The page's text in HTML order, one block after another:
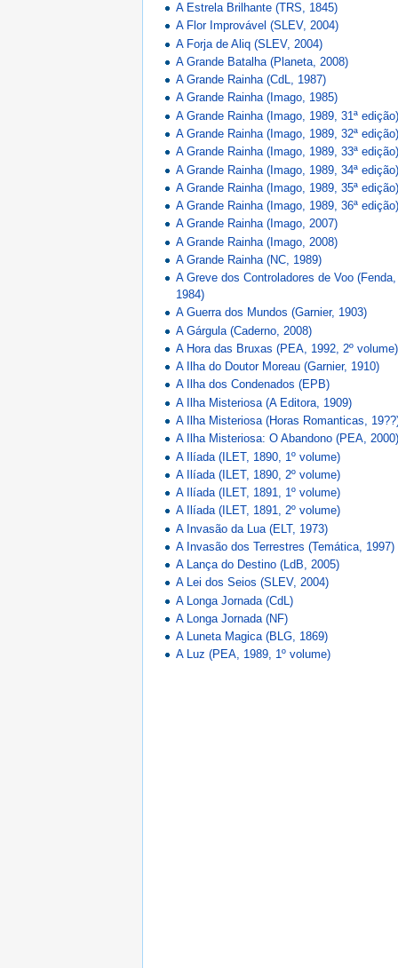
A Estrela Brilhante (TRS, 1845)
A Flor Improvável (SLEV, 2004)
A Forja de Aliq (SLEV, 2004)
A Grande Batalha (Planeta, 2008)
A Grande Rainha (CdL, 1987)
A Grande Rainha (Imago, 1985)
A Grande Rainha (Imago, 1989, 31ª
A Grande Rainha (Imago, 1989, 32ª
A Grande Rainha (Imago, 1989, 33ª
A Grande Rainha (Imago, 1989, 34ª
A Grande Rainha (Imago, 1989, 35ª
A Grande Rainha (Imago, 1989, 36ª
A Grande Rainha (Imago, 2007)
A Grande Rainha (Imago, 2008)
A Grande Rainha (NC, 1989)
A Greve dos Controladores de Voo (Fenda,
1984)
A Guerra dos Mundos (Garnier, 1903)
A Gárgula (Caderno, 2008)
A Hora das Bruxas (PEA, 1992, 2º volume)
A Ilha do Doutor Moreau (Garnier, 1910)
A Ilha dos Condenados (EPB)
A Ilha Misteriosa (A Editora, 1909)
A Ilha Misteriosa (Horas Romanticas,
A Ilha Misteriosa: O Abandono (PEA,
A Ilíada (ILET, 1890, 1º volume)
A Ilíada (ILET, 1890, 2º volume)
A Ilíada (ILET, 1891, 1º volume)
A Ilíada (ILET, 1891, 2º volume)
A Invasão da Lua (ELT, 1973)
A Invasão dos Terrestres (Temática, 1997)
A Lança do Destino (LdB, 2005)
A Lei dos Seios (SLEV, 2004)
A Longa Jornada (CdL)
A Longa Jornada (NF)
A Luneta Magica (BLG, 1869)
A Luz (PEA, 1989, 1º volume)